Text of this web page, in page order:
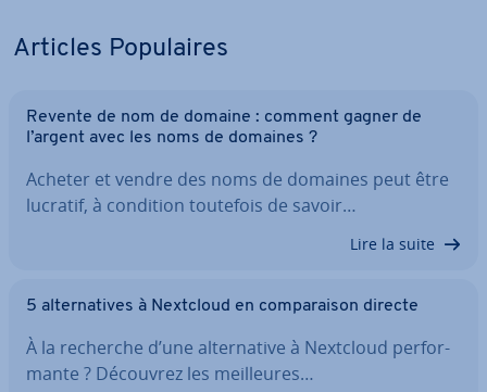
Articles Po­pu­laires
Revente de nom de domaine : comment gagner de
l’argent avec les noms de domaines ?
Acheter et vendre des noms de domaines peut être
lucratif, à condition toutefois de savoir…
Lire la suite
5 al­ter­na­tives à Nextcloud en com­pa­rai­son directe
À la recherche d’une al­ter­na­tive à Nextcloud per­for­
mante ? Découvrez les meil­leures…